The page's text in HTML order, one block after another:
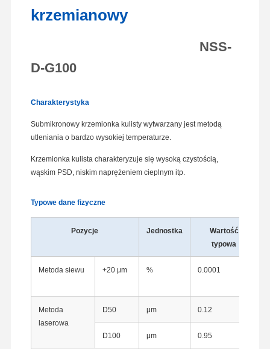
krzemianowy
NSS-
D-G100
Charakterystyka
Submikronowy krzemionka kulisty wytwarzany jest metodą
utleniania o bardzo wysokiej temperaturze.
Krzemionka kulista charakteryzuje się wysoką czystością,
wąskim PSD, niskim naprężeniem cieplnym itp.
Typowe dane fizyczne
Pozycje Jednostka
Wartość
typowa
Metoda siewu +20 μm % 0.0001
Metoda
laserowa
D50 μm 0.12
D100 μm 0.95